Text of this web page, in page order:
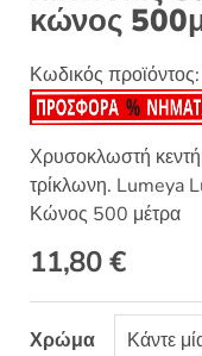
κώνος
Κωδικός προϊόντος:
Χρυσοκλωστή
τρίκλωνη. Lumeya
Κώνος 500 μέτρα
11,80€
Χρώμα